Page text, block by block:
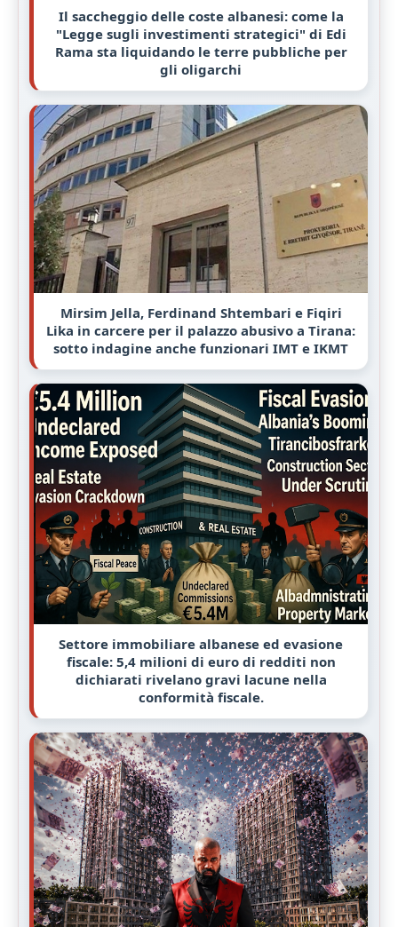
Il saccheggio delle coste albanesi: come la
"Legge sugli investimenti strategici" di Edi
Rama sta liquidando le terre pubbliche per
gli oligarchi
Mirsim Jella, Ferdinand Shtembari e Fiqiri
Lika in carcere per il palazzo abusivo a Tirana:
sotto indagine anche funzionari IMT e IKMT
Settore immobiliare albanese ed evasione
fiscale: 5,4 milioni di euro di redditi non
dichiarati rivelano gravi lacune nella
conformità fiscale.